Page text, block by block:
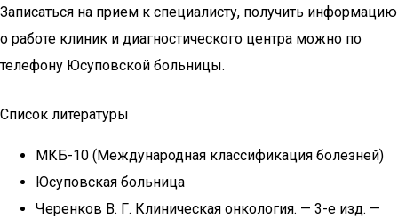
Записаться на прием к специалисту, получить информацию
о работе клиник и диагностического центра можно по
телефону Юсуповской больницы.
Список литературы
МКБ-10 (Международная классификация болезней)
Юсуповская больница
Черенков В. Г. Клиническая онкология. — 3-е изд. —